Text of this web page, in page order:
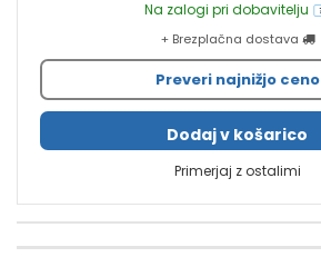
Na zalogi pri dobavitelju
+ Brezplačna dostava
Preveri najnižjo ceno
Dodaj v košarico
Primerjaj z ostalimi